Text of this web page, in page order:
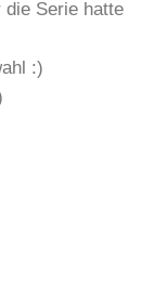
die Serie hatte
:)